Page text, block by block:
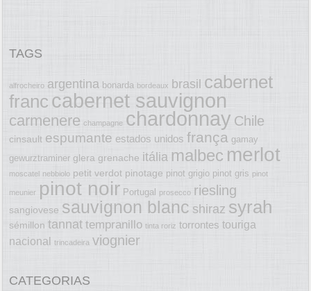
TAGS
alfrocheiro argentina bonarda bordeaux brasil cabernet
franc cabernet sauvignon
carmenere champagne chardonnay Chile
cinsault espumante estados unidos frança gamay
gewurztraminer glera grenache itália malbec merlot
moscatel nebbiolo petit verdot pinotage pinot grigio pinot gris pinot
meunier pinot noir Portugal prosecco riesling
sangiovese sauvignon blanc shiraz syrah
sémillon tannat tempranillo tinta roriz torrontes touriga
nacional trincadeira viognier
CATEGORIAS